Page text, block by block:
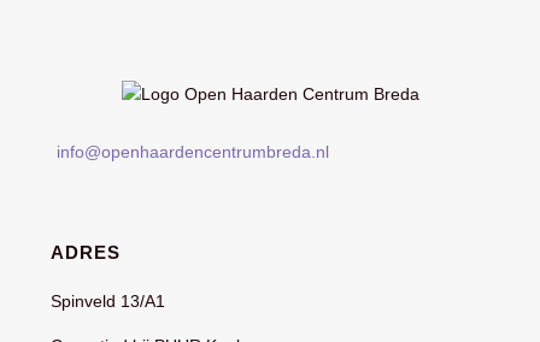
info@openhaardencentrumbreda.nl
ADRES
Spinveld 13/A1